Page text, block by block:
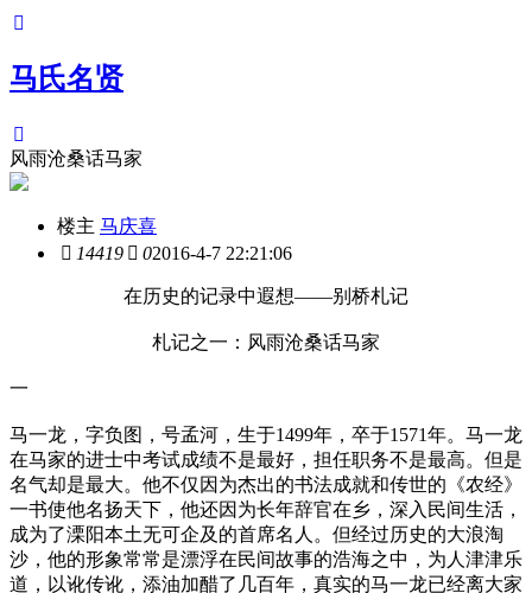
马氏名贤
风雨沧桑话马家
楼主 马庆喜
14419
02016-4-7 22:21:06
在历史的记录中遐想——别桥札记
札记之一：风雨沧桑话马家
一
马一龙，字负图，号孟河，生于1499年，卒于1571年。马一龙
在马家的进士中考试成绩不是最好，担任职务不是最高。但是
名气却是最大。他不仅因为杰出的书法成就和传世的《农经》
一书使他名扬天下，他还因为长年辞官在乡，深入民间生活，
成为了溧阳本土无可企及的首席名人。但经过历史的大浪淘
沙，他的形象常常是漂浮在民间故事的浩海之中，为人津津乐
道，以讹传讹，添油加醋了几百年，真实的马一龙已经离大家